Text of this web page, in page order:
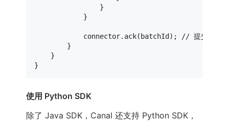
                }
            }
            connector.ack(batchId);
// 提交确认
        }
    }
使用 Python SDK
除了 Java SDK，Canal 还支持 Python SDK，